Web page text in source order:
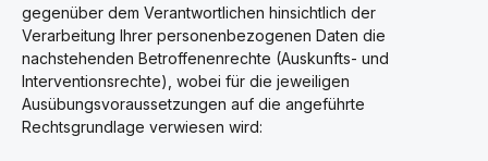
gegenüber dem Verantwortlichen hinsichtlich der
Verarbeitung Ihrer personenbezogenen Daten die
nachstehenden Betroffenenrechte (Auskunfts- und
Interventionsrechte), wobei für die jeweiligen
Ausübungsvoraussetzungen auf die angeführte
Rechtsgrundlage verwiesen wird: